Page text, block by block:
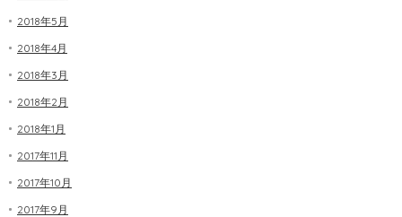
2018年5月
2018年4月
2018年3月
2018年2月
2018年1月
2017年11月
2017年10月
2017年9月